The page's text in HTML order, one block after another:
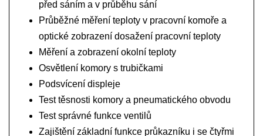
před sáním a v průběhu sání
Průběžné měření teploty v pracovní komoře a
optické zobrazení dosažení pracovní teploty
Měření a zobrazení okolní teploty
Osvětlení komory s trubičkami
Podsvícení displeje
Test těsnosti komory a pneumatického obvodu
Test správné funkce ventilů
Zajištění základní funkce průkazníku i se čtyřmi